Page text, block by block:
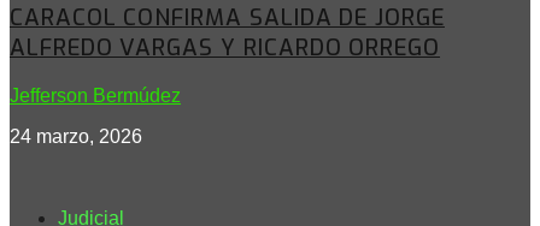
CARACOL CONFIRMA SALIDA DE JORGE
ALFREDO VARGAS Y RICARDO ORREGO
Jefferson Bermúdez
24 marzo, 2026
Judicial